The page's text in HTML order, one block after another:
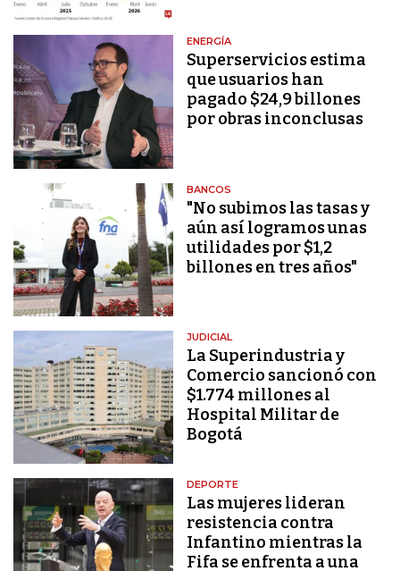
ENERGÍA
Superservicios estima
que usuarios han
pagado $24,9 billones
por obras inconclusas
BANCOS
"No subimos las tasas y
aún así logramos unas
utilidades por $1,2
billones en tres años"
JUDICIAL
La Superindustria y
Comercio sancionó con
$1.774 millones al
Hospital Militar de
Bogotá
DEPORTE
Las mujeres lideran
resistencia contra
Infantino mientras la
Fifa se enfrenta a una